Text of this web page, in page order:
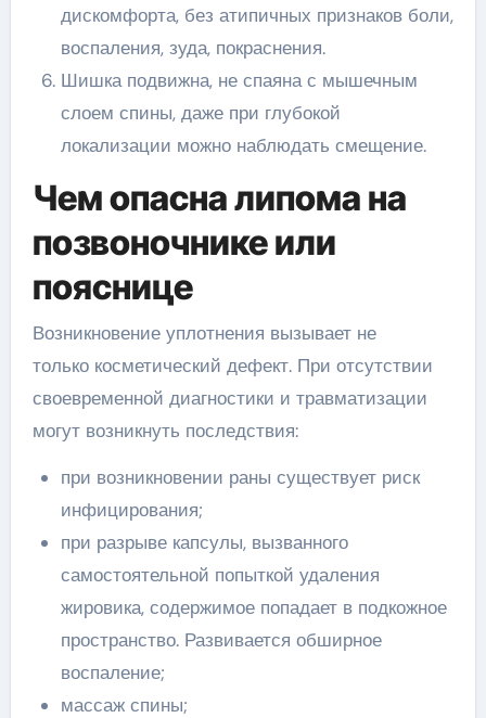
дискомфорта, без атипичных признаков боли,
воспаления, зуда, покраснения.
Шишка подвижна, не спаяна с мышечным
слоем спины, даже при глубокой
локализации можно наблюдать смещение.
Чем опасна липома на
позвоночнике или
пояснице
Возникновение уплотнения вызывает не
только косметический дефект. При отсутствии
своевременной диагностики и травматизации
могут возникнуть последствия:
при возникновении раны существует риск
инфицирования;
при разрыве капсулы, вызванного
самостоятельной попыткой удаления
жировика, содержимое попадает в подкожное
пространство. Развивается обширное
воспаление;
массаж спины;